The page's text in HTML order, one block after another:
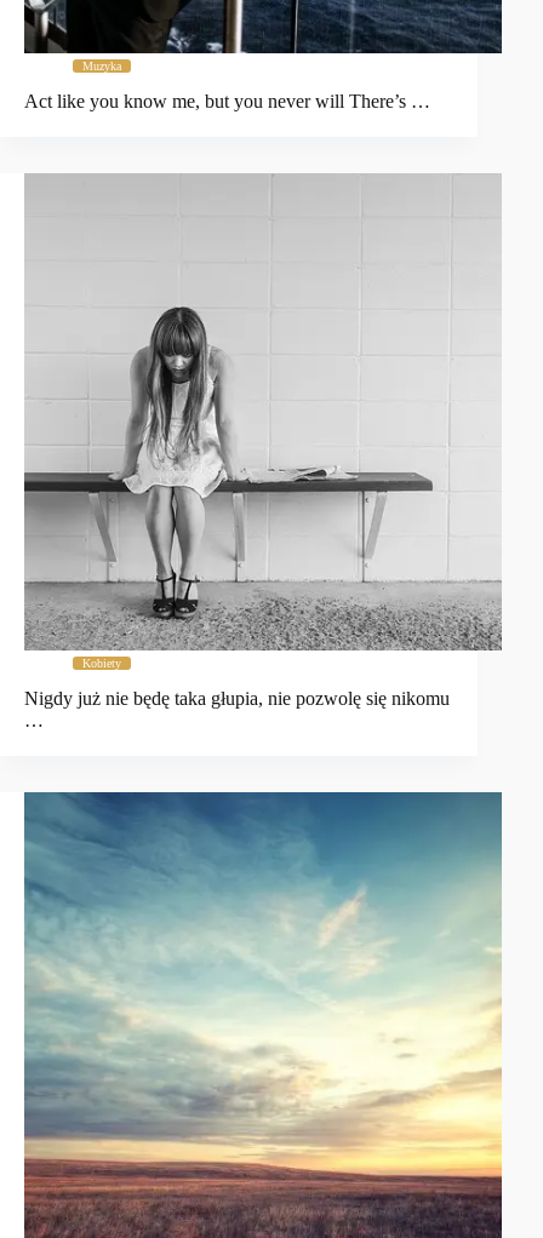
Muzyka
Act like you know me, but you never will There’s …
Kobiety
Nigdy już nie będę taka głupia, nie pozwolę się nikomu
…